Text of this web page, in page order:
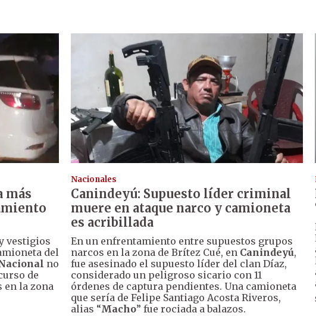
más
vestigios
del
no
de
en la zona
Nacionales
Canindeyú: Supuesto líder criminal
muere en ataque narco y camioneta
es acribillada
En un enfrentamiento entre supuestos grupos
narcos en la zona de Brítez Cué, en Canindeyú,
fue asesinado el supuesto líder del clan Díaz,
considerado un peligroso sicario con 11
órdenes de captura pendientes. Una camioneta
que sería de Felipe Santiago Acosta Riveros,
alias “Macho” fue rociada a balazos.